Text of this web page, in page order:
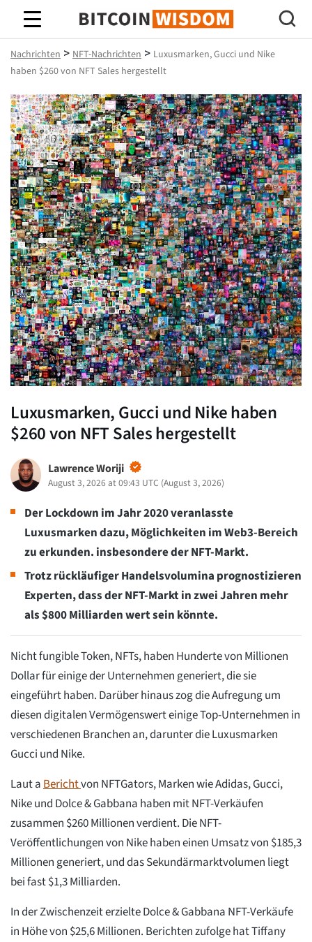
Bitcoin-Weisheit
Nachrichten > NFT-Nachrichten > Luxusmarken, Gucci und Nike
haben $260 von NFT Sales hergestellt
Luxusmarken, Gucci und Nike haben
$260 von NFT Sales hergestellt
Lawrence Woriji
August 3, 2026 at 09:43 UTC (August 3, 2026)
Der Lockdown im Jahr 2020 veranlasste
Luxusmarken dazu, Möglichkeiten im Web3-Bereich
zu erkunden. insbesondere der NFT-Markt.
Trotz rückläufiger Handelsvolumina prognostizieren
Experten, dass der NFT-Markt in zwei Jahren mehr
als $800 Milliarden wert sein könnte.
Nicht fungible Token, NFTs, haben Hunderte von Millionen
Dollar für einige der Unternehmen generiert, die sie
eingeführt haben. Darüber hinaus zog die Aufregung um
diesen digitalen Vermögenswert einige Top-Unternehmen in
verschiedenen Branchen an, darunter die Luxusmarken
Gucci und Nike.
Laut aBerichtvon NFTGators, Marken wie Adidas, Gucci,
Nike und Dolce & Gabbana haben mit NFT-Verkäufen
zusammen $260 Millionen verdient. Die NFT-
Veröffentlichungen von Nike haben einen Umsatz von $185,3
Millionen generiert, und das Sekundärmarktvolumen liegt
bei fast $1,3 Milliarden.
In der Zwischenzeit erzielte Dolce & Gabbana NFT-Verkäufe
in Höhe von $25,6 Millionen. Berichten zufolge hat Tiffany